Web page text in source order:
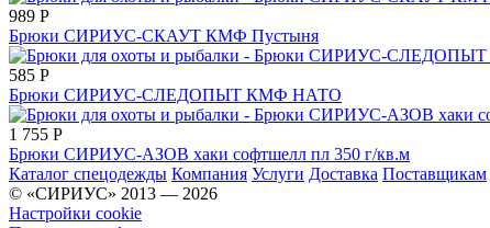
989 Р
Брюки СИРИУС-СКАУТ КМФ Пустыня
585 Р
Брюки СИРИУС-СЛЕДОПЫТ КМФ НАТО
1 755 Р
Брюки СИРИУС-АЗОВ хаки софтшелл пл 350 г/кв.м
Каталог спецодежды Компания Услуги Доставка Поставщикам
© «СИРИУС» 2013 — 2026
Настройки cookie